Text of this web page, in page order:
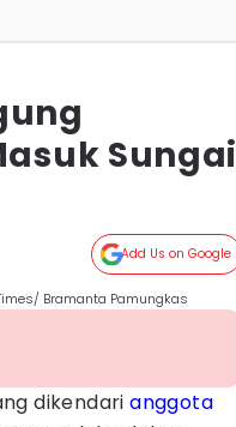
Sungai
Add Us on Google
Bramanta Pamungkas
dikendarianggota